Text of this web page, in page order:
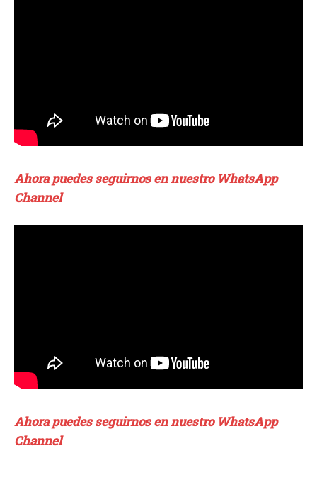
Ahora puedes seguirnos en nuestro WhatsApp
Channel
Ahora puedes seguirnos en nuestro WhatsApp
Channel